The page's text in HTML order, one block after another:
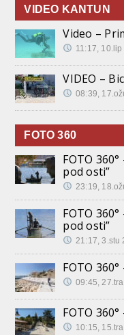
VIDEO KANTUN
Video –
11:17, 10.lip
VIDEO –
08:39,
FOTO 360
FOTO
pod osti”
23:19,
FOTO
pod osti”
21:17, 3.stu
FOTO
09:45,
FOTO
10:15,